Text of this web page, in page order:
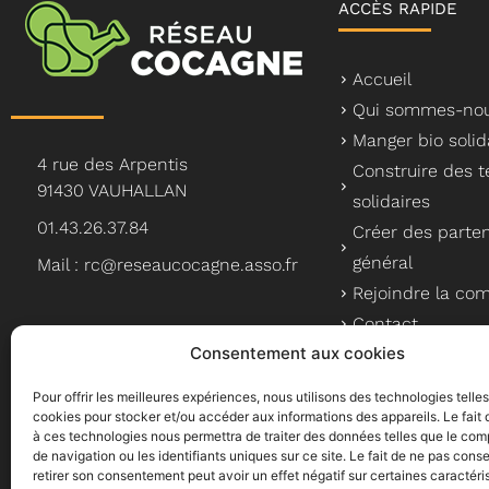
Consentement aux cookies
Pour offrir les meilleures expériences, nous utilisons des technologies
cookies pour stocker et/ou accéder aux informations des appareils. Le fait
à ces technologies nous permettra de traiter des données telles que le
de navigation ou les identifiants uniques sur ce site. Le fait de ne pas
retirer son consentement peut avoir un effet négatif sur certaines
4 rue des Arpentis
91430 VAUHALLAN
01.43.26.37.84
Mail : rc@reseaucocagne.asso.fr
ACCÈS RAPIDE
Accueil
Qui sommes-
Manger bio
Construire des
solidaires
Créer des
général
Rejoindre la
Contact
Le Réseau Cocagne,